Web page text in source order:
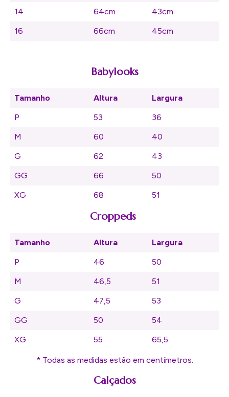
14
64cm
43cm
16
66cm 45cm
Babylooks
Tamanho Altura
Largura
P
53
36
M
60
40
G
62
43
GG
66
50
XG
68 51
Croppeds
Tamanho Altura
Largura
P
46
50
M
46,5
51
G
47,5
53
GG
50
54
XG
55 65,5
* Todas as medidas estão em centímetros.
Calçados